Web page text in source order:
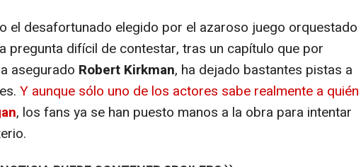
el desafortunado elegido por el azaroso juego orquestado
pregunta difícil de contestar, tras un capítulo que por
asegurado Robert Kirkman, ha dejado bastantes pistas a
Y aunque sólo uno de los actores sabe realmente a quién
, los fans ya se han puesto manos a la obra para intentar